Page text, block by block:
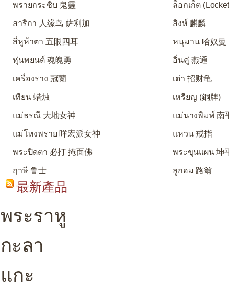
พรายกระซิบ 鬼靈 ล็อกเก็ต
สาริกา 人缘鸟 萨利加 สิงห์ 麒麟
สี่หูห้าตา 五眼四耳 หนุมาน 哈奴曼
หุ่นพยนต์ 魂魄勇 อิ่นคู่ 燕通
เครื่องราง 冠蘭 เต่า 招财龟
เทียน 蜡烛 เหรียญ (銅牌)
แม่ธรณี 大地女神 แม่นางพิมพ์ 南
แม่โหงพราย 咩宏派女神 แหวน 戒指
พระปิดตา 必打 掩面佛 พระขุนแผน 坤
ฤาษี 鲁士 ลูกอม 路翁
最新產品
พระราหู
กะลา
แกะ